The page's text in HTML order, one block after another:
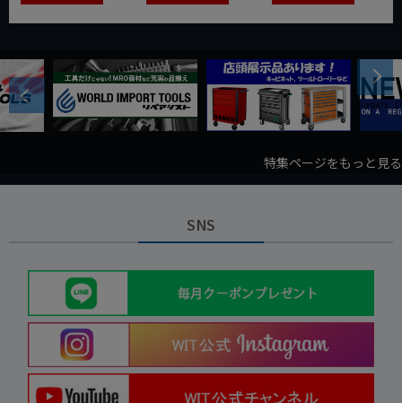
Previous
Next
特集ページをもっと見る
SNS